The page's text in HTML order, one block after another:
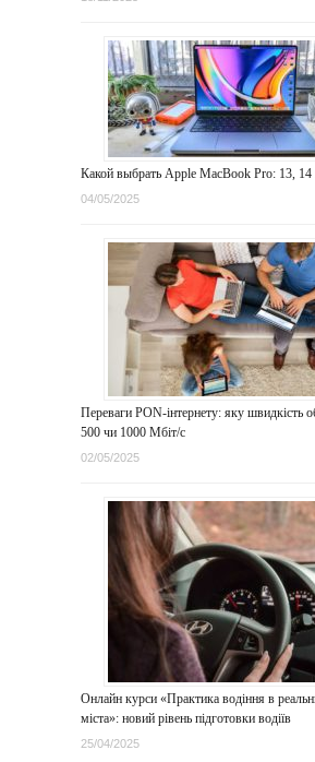
Какой выбрать Apple MacBook Pro: 13, 14
04/05/2025
Переваги PON-інтернету: яку швидкість
500 чи 1000 Мбіт/с
02/05/2025
Онлайн курси «Практика водіння в
міста»: новий рівень підготовки водіїв
25/04/2025